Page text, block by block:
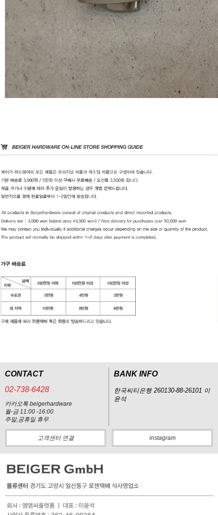
CONTACT
02-738-6428
카카오톡 beigerhardware
월-금 11:00 -16:00
주말,공휴일 휴무
BANK INFO
한국씨티은행 260130-88-26101 이
윤석
고객센터 연결 instagram